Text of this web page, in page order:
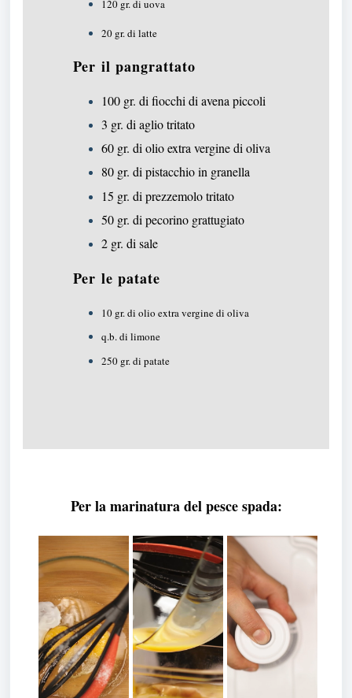
120 gr. di uova
20 gr. di latte
Per il pangrattato
100 gr. di fiocchi di avena piccoli
3 gr. di aglio tritato
60 gr. di olio extra vergine di oliva
80 gr. di pistacchio in granella
15 gr. di prezzemolo tritato
50 gr. di pecorino grattugiato
2 gr. di sale
Per le patate
10 gr. di olio extra vergine di oliva
q.b. di limone
250 gr. di patate
Per la marinatura del pesce spada: